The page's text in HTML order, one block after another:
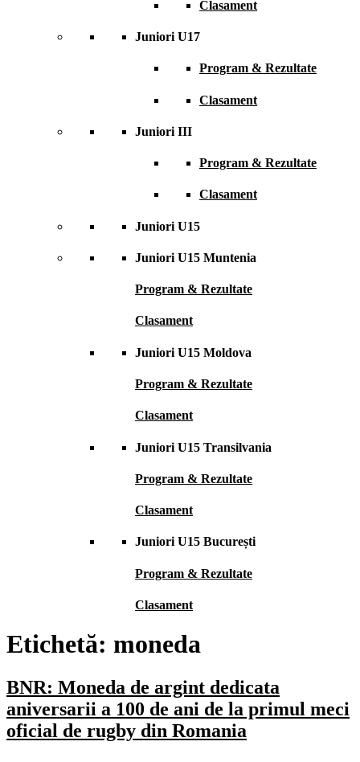
Clasament
Juniori U17
Program & Rezultate
Clasament
Juniori III
Program & Rezultate
Clasament
Juniori U15
Juniori U15 Muntenia
Program & Rezultate
Clasament
Juniori U15 Moldova
Program & Rezultate
Clasament
Juniori U15 Transilvania
Program & Rezultate
Clasament
Juniori U15 București
Program & Rezultate
Clasament
Etichetă: moneda
BNR: Moneda de argint dedicata
aniversarii a 100 de ani de la primul meci
oficial de rugby din Romania